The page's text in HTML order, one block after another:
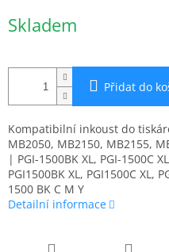
cena:
Skladem
Přidat do
Kompatibilní inkoust do
MB2050, MB2150, MB2155,
| PGI-1500BK XL, PGI-1500C
PGI1500BK XL, PGI1500C XL,
1500 BK C M Y
Detailní informace